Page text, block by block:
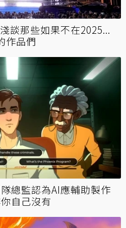
談那些如果不在2025...
作品們
總監認為AI應輔助製作
自己沒有